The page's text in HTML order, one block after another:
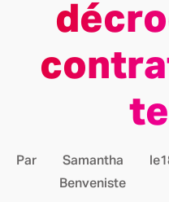
Par
Samantha
Benveniste
le